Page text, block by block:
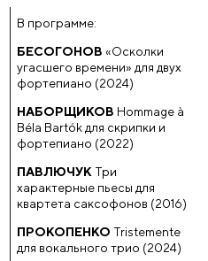
В программе:
БЕСОГОНОВ «Осколки
угасшего времени» для двух
фортепиано (2024)
НАБОРЩИКОВ Hommage à
Béla Bartók для скрипки и
фортепиано (2022)
ПАВЛЮЧУК Три
характерные пьесы для
квартета саксофонов (2016)
ПРОКОПЕНКО Tristemente
для вокального трио (2024)